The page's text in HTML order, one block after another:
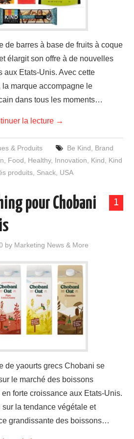
de barres à base de fruits à coque
élargit son offre à de nouvelles
aux Etats-Unis. Avec cette
marque accompagne le
dans tous les moments…
la lecture →
& Produits Be Kind
Brand
Food Healthy, Innovation Kind
Kind
produits Snack USA
1
pour Chobani
by Marketing News & More
de yaourts grecs Chobani se
le marché des boissons
forte croissance aux Etats-Unis.
sur la tendance végétale et
grandissante des boissons…